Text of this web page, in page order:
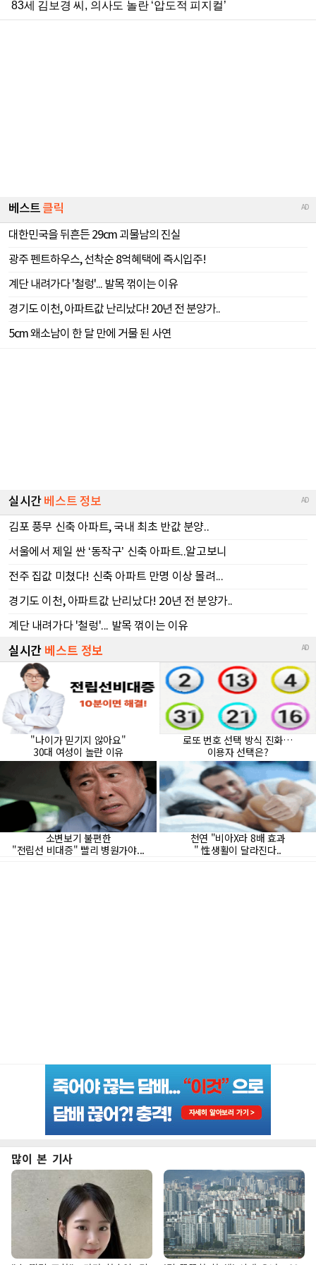
많이 본 기사